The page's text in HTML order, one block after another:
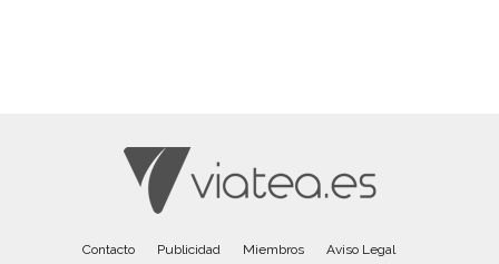
Contacto Publicidad Miembros Aviso Legal